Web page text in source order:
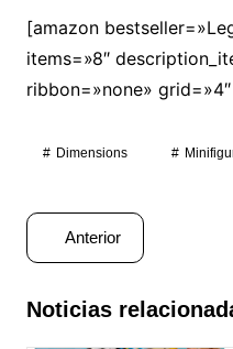
[amazon
items=»8″
ribbon=»none»
Dimensions
Navegación
de
entradas
Anterior
Noticias